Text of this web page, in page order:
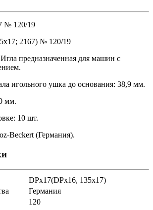
№ 120/19
2167) № 120/19
предназначенная для машин с
игольного ушка до основания: 38,9 мм.
мм.
10 шт.
Beckert (Германия).
DPx17(DPx16, 135x17)
Германия
120